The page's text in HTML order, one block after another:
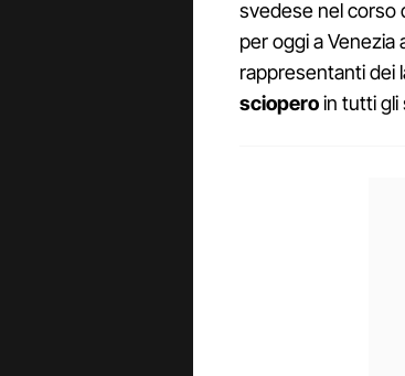
svedese nel corso
per oggi a Venezia
rappresentanti dei
scioperoin tutti gli